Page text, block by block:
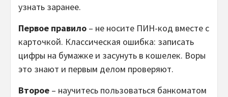
узнать заранее.
Первое правило – не носите ПИН-код вместе с
карточкой. Классическая ошибка: записать
цифры на бумажке и засунуть в кошелек. Воры
это знают и первым делом проверяют.
Второе – научитесь пользоваться банкоматом